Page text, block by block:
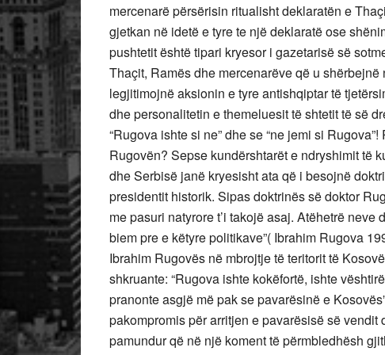
mercenarë përsërisin ritualisht deklaratën e
gjetkan në idetë e tyre te një deklaratë ose
pushtetit është tipari kryesor i gazetarisë së
Thaçit, Ramës dhe mercenarëve që u
legjitimojnë aksionin e tyre antishqiptar të
dhe personalitetin e themeluesit të shtetit të së
“Rugova ishte si ne” dhe se “ne jemi si
Rugovën? Sepse kundërshtarët e ndryshimit të
dhe Serbisë janë kryesisht ata që i besojnë
presidentit historik. Sipas doktrinës së doktor
me pasuri natyrore t’i takojë asaj. Atëhetrë
biem pre e këtyre politikave”( Ibrahim Rugova
Ibrahim Rugovës në mbrojtje të teritorit të
shkruante: “Rugova ishte kokëfortë, ishte
pranonte asgjë më pak se pavarësinë e
pakompromis për arritjen e pavarësisë së
pamundur që në një koment të përmbledhësh